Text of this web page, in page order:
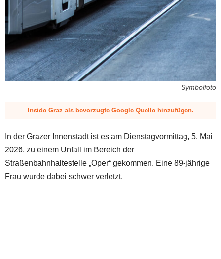
Symbolfoto
Inside Graz als bevorzugte Google-Quelle hinzufügen.
In der Grazer Innenstadt ist es am Dienstagvormittag, 5. Mai
2026, zu einem Unfall im Bereich der
Straßenbahnhaltestelle „Oper“ gekommen. Eine 89-jährige
Frau wurde dabei schwer verletzt.